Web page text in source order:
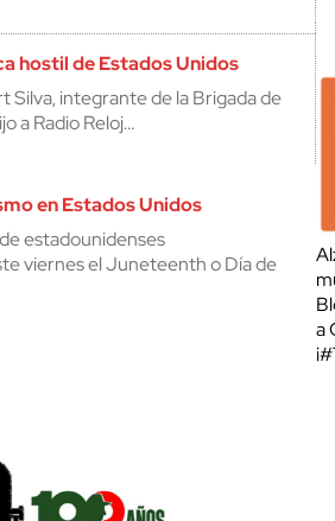
hostil de Estados Unidos
Silva, integrante de la Brigada de
a Radio Reloj…
en Estados Unidos
estadounidenses
viernes el Juneteenth o Día de
a